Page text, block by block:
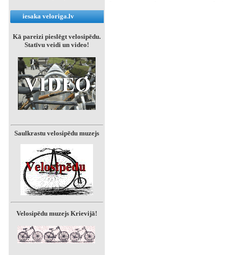
iesaka veloriga.lv
Kā pareizi pieslēgt velosipēdu.
Statīvu veidi un video!
Saulkrastu velosipēdu muzejs
Velosipēdu muzejs Krievijā!